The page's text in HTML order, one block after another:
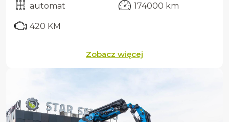
automat 174000 km
420 KM
Zobacz więcej